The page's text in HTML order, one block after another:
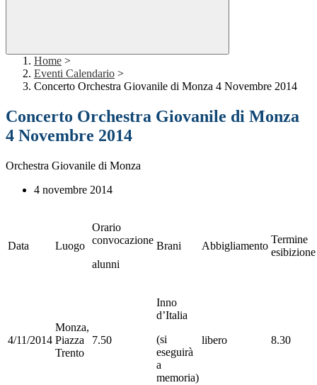
Home >
Eventi Calendario >
Concerto Orchestra Giovanile di Monza 4 Novembre 2014
Concerto Orchestra Giovanile di Monza
4 Novembre 2014
Orchestra Giovanile di Monza
4 novembre 2014
Data Luogo
Orario
convocazione
alunni
Brani Abbigliamento
Termine
esibizione
4/11/2014
Monza,
Piazza
Trento
7.50
Inno
d’Italia
(si
eseguirà
a
memoria)
libero 8.30